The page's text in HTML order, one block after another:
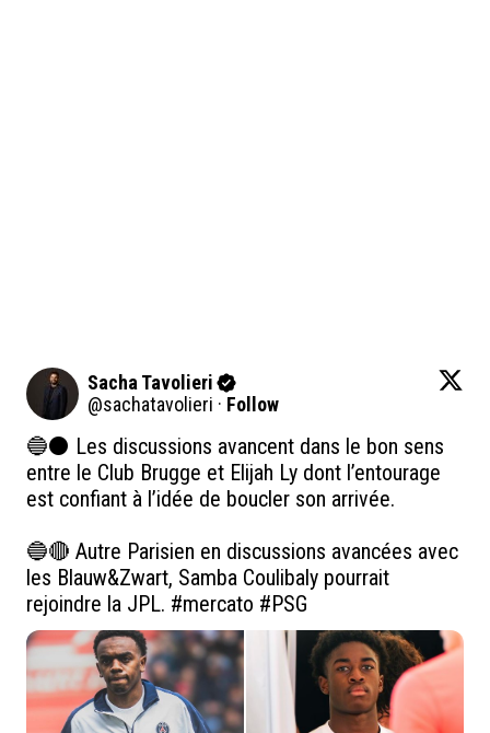
Sacha Tavolieri
@sachatavolieri · Follow
🔵⚫️ Les discussions avancent dans le bon sens
entre le Club Brugge et Elijah Ly dont l’entourage
est confiant à l’idée de boucler son arrivée.
🔵🔴 Autre Parisien en discussions avancées avec
les Blauw&Zwart, Samba Coulibaly pourrait
rejoindre la JPL. #mercato #PSG